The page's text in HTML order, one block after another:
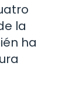
la
ha